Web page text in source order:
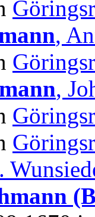
,
,